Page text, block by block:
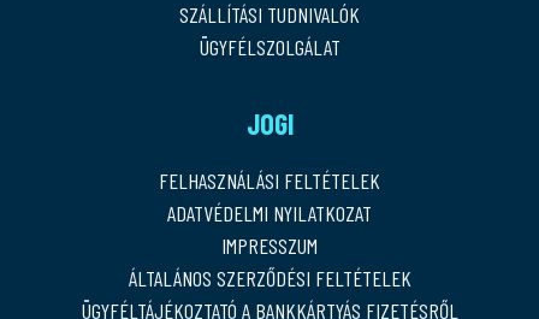
SZÁLLÍTÁSI TUDNIVALÓK
ÜGYFÉLSZOLGÁLAT
JOGI
FELHASZNÁLÁSI FELTÉTELEK
ADATVÉDELMI NYILATKOZAT
IMPRESSZUM
ÁLTALÁNOS SZERZŐDÉSI FELTÉTELEK
ÜGYFÉLTÁJÉKOZTATÓ A BANKKÁRTYÁS FIZETÉSRŐL